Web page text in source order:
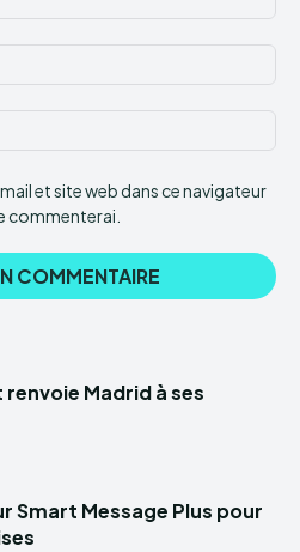
:*
:*
:
et site web dans ce navigateur
commenterai.
Madrid à ses
Smart Message Plus pour